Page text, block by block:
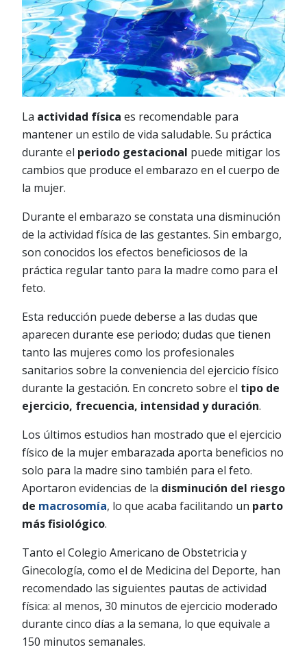
La actividad física es recomendable para
mantener un estilo de vida saludable. Su práctica
durante el periodo gestacional puede mitigar los
cambios que produce el embarazo en el cuerpo de
la mujer.
Durante el embarazo se constata una disminución
de la actividad física de las gestantes. Sin embargo,
son conocidos los efectos beneficiosos de la
práctica regular tanto para la madre como para el
feto.
Esta reducción puede deberse a las dudas que
aparecen durante ese periodo; dudas que tienen
tanto las mujeres como los profesionales
sanitarios sobre la conveniencia del ejercicio físico
durante la gestación. En concreto sobre el tipo de
ejercicio, frecuencia, intensidad y duración.
Los últimos estudios han mostrado que el ejercicio
físico de la mujer embarazada aporta beneficios no
solo para la madre sino también para el feto.
Aportaron evidencias de la disminución del riesgo
de macrosomía, lo que acaba facilitando un parto
más fisiológico.
Tanto el Colegio Americano de Obstetricia y
Ginecología, como el de Medicina del Deporte, han
recomendado las siguientes pautas de actividad
física: al menos, 30 minutos de ejercicio moderado
durante cinco días a la semana, lo que equivale a
150 minutos semanales.